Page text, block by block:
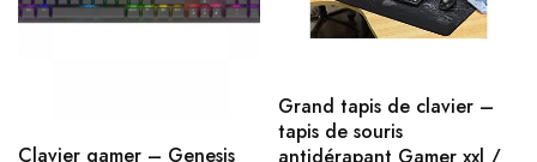
Clavier gamer – Genesis
Grand tapis de clavier –
tapis de souris